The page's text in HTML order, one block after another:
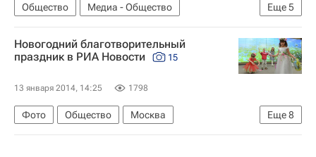
Еще5
Общество
Медиа - Общество
Жизнь без преград
Европа
Весь мир
Детские вопросы
Россия
Новогодний благотворительный
праздник в РИА Новости
15
13 января 2014, 14:25 1798
Еще8
Фото Общество
Москва
Жизнь без преград
Центральный ФО